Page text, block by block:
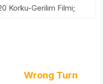
Korku-Gerilim Filmi;
Wrong Turn